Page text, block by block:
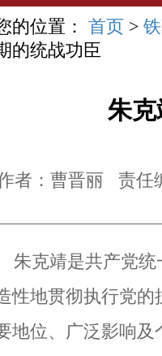
的位置： 首页 >
的统战功臣
朱
者：曹晋丽 责任
朱克靖是共产党统
性地贯彻执行党的
地位、广泛影响及